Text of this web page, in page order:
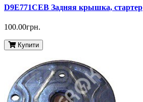
D9E771CEB Задняя крышка, стартер
100.00грн.
Купити